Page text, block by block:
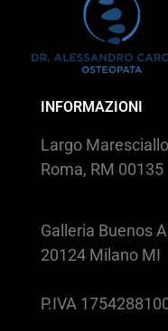
INFORMAZIONI
Largo
Roma, RM 00135
Galleria Buenos
20124 Milano MI
P.IVA